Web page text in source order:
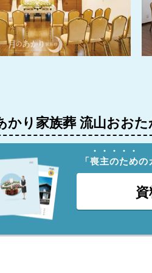
かり家族葬 流山おお
「喪主のための